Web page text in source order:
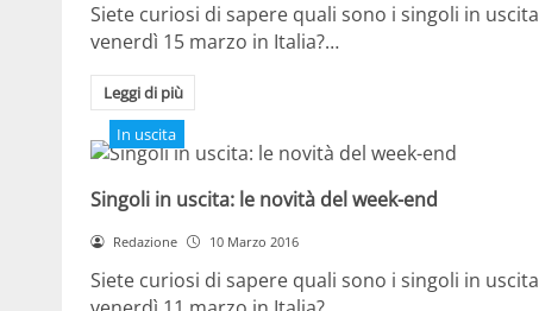
Siete curiosi di sapere quali sono i singoli in uscita
venerdì 15 marzo in Italia?…
Leggi di più
In uscita
Singoli in uscita: le novità del week-end
Redazione 10 Marzo 2016
Siete curiosi di sapere quali sono i singoli in uscita